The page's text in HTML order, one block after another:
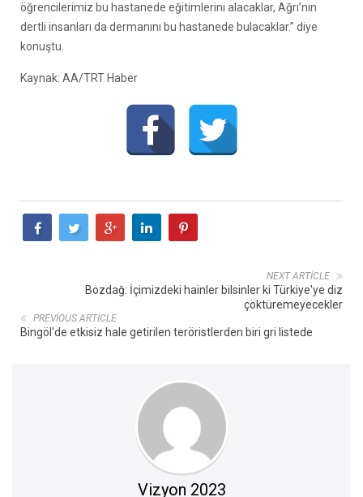
öğrencilerimiz bu hastanede eğitimlerini alacaklar, Ağrı’nın
dertli insanları da dermanını bu hastanede bulacaklar.” diye
konuştu.
Kaynak: AA/TRT Haber
NEXT ARTICLE
Bozdağ: İçimizdeki hainler bilsinler ki Türkiye'ye diz
çöktüremeyecekler
PREVIOUS ARTICLE
Bingöl'de etkisiz hale getirilen teröristlerden biri gri listede
Vizyon 2023